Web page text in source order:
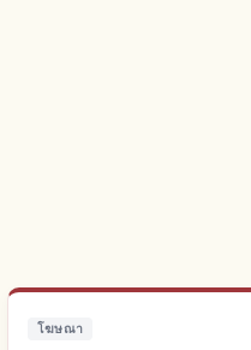
โฆษณา